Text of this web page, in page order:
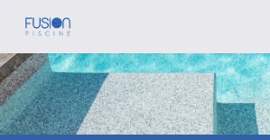
Skip
main
content